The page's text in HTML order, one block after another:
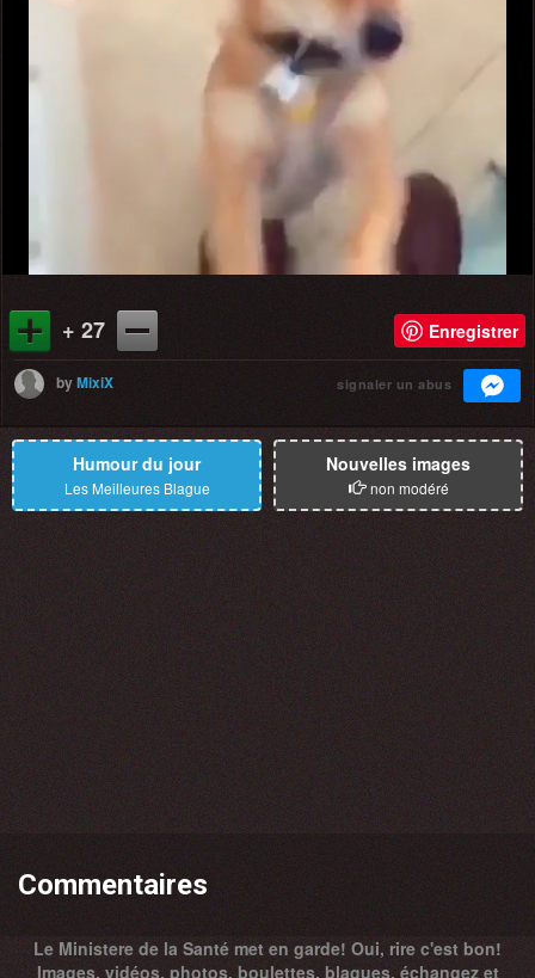
+ 27 Enregistrer
byMixiX signaler un abus
Humour du jour
Les Meilleures Blague
Nouvelles images
non modéré
Commentaires
Le Ministere de la Santé met en garde! Oui, rire c'est bon!
Images, vidéos, photos, boulettes, blagues, échangez et